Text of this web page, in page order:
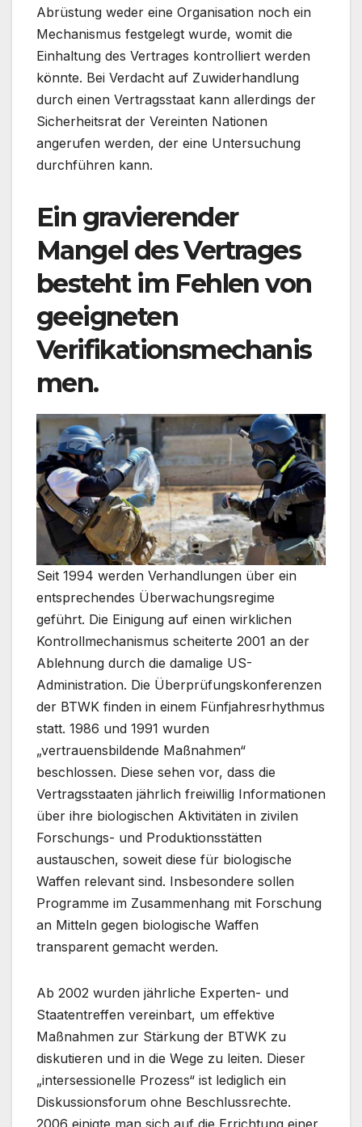
Abrüstung weder eine Organisation noch ein
Mechanismus festgelegt wurde, womit die
Einhaltung des Vertrages kontrolliert werden
könnte. Bei Verdacht auf Zuwiderhandlung
durch einen Vertragsstaat kann allerdings der
Sicherheitsrat der Vereinten Nationen
angerufen werden, der eine Untersuchung
durchführen kann.
Ein gravierender
Mangel des Vertrages
besteht im Fehlen von
geeigneten
Verifikationsmechanis
men.
Seit 1994 werden Verhandlungen über ein
entsprechendes Überwachungsregime
geführt. Die Einigung auf einen wirklichen
Kontrollmechanismus scheiterte 2001 an der
Ablehnung durch die damalige US-
Administration. Die Überprüfungskonferenzen
der BTWK finden in einem Fünfjahresrhythmus
statt. 1986 und 1991 wurden
„vertrauensbildende Maßnahmen“
beschlossen. Diese sehen vor, dass die
Vertragsstaaten jährlich freiwillig Informationen
über ihre biologischen Aktivitäten in zivilen
Forschungs- und Produktionsstätten
austauschen, soweit diese für biologische
Waffen relevant sind. Insbesondere sollen
Programme im Zusammenhang mit Forschung
an Mitteln gegen biologische Waffen
transparent gemacht werden.
Ab 2002 wurden jährliche Experten- und
Staatentreffen vereinbart, um effektive
Maßnahmen zur Stärkung der BTWK zu
diskutieren und in die Wege zu leiten. Dieser
„intersessionelle Prozess“ ist lediglich ein
Diskussionsforum ohne Beschlussrechte.